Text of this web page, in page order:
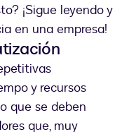
¡Sigue leyendo y
en una empresa!
y recursos
que se deben
que, muy